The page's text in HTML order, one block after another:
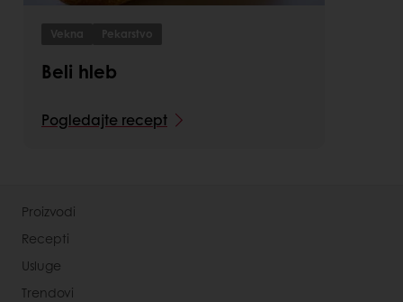
Vekna Pekarstvo
Beli hleb
Pogledajte recept
Proizvodi
Recepti
Usluge
Trendovi